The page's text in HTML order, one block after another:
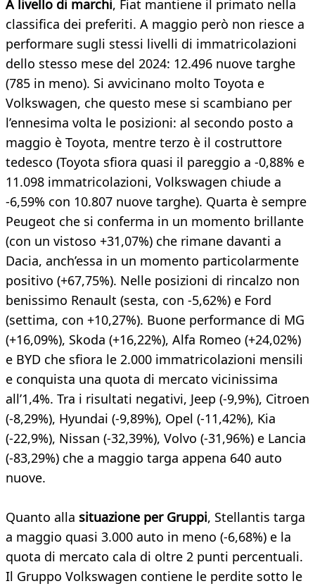
A livello di marchi, Fiat mantiene il primato nella
classifica dei preferiti. A maggio però non riesce a
performare sugli stessi livelli di immatricolazioni
dello stesso mese del 2024: 12.496 nuove targhe
(785 in meno). Si avvicinano molto Toyota e
Volkswagen, che questo mese si scambiano per
l’ennesima volta le posizioni: al secondo posto a
maggio è Toyota, mentre terzo è il costruttore
tedesco (Toyota sfiora quasi il pareggio a -0,88% e
11.098 immatricolazioni, Volkswagen chiude a
-6,59% con 10.807 nuove targhe). Quarta è sempre
Peugeot che si conferma in un momento brillante
(con un vistoso +31,07%) che rimane davanti a
Dacia, anch’essa in un momento particolarmente
positivo (+67,75%). Nelle posizioni di rincalzo non
benissimo Renault (sesta, con -5,62%) e Ford
(settima, con +10,27%). Buone performance di MG
(+16,09%), Skoda (+16,22%), Alfa Romeo (+24,02%)
e BYD che sfiora le 2.000 immatricolazioni mensili
e conquista una quota di mercato vicinissima
all’1,4%. Tra i risultati negativi, Jeep (-9,9%), Citroen
(-8,29%), Hyundai (-9,89%), Opel (-11,42%), Kia
(-22,9%), Nissan (-32,39%), Volvo (-31,96%) e Lancia
(-83,29%) che a maggio targa appena 640 auto
nuove.
Quanto alla situazione per Gruppi, Stellantis targa
a maggio quasi 3.000 auto in meno (-6,68%) e la
quota di mercato cala di oltre 2 punti percentuali.
Il Gruppo Volkswagen contiene le perdite sotto le